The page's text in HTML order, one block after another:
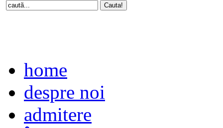
home
despre noi
admitere